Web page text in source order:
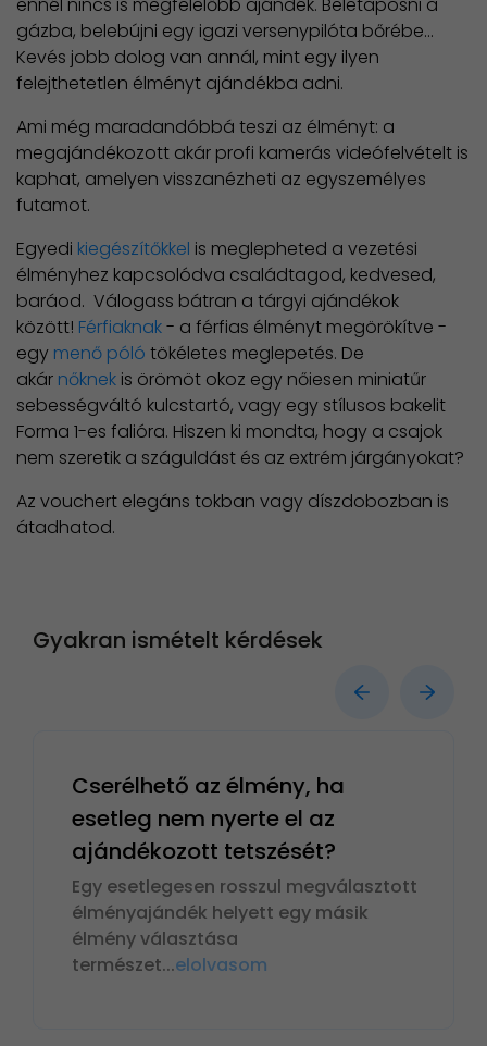
ennél nincs is megfelelőbb ajándék. Beletaposni a
gázba, belebújni egy igazi versenypilóta bőrébe…
Kevés jobb dolog van annál, mint egy ilyen
felejthetetlen élményt ajándékba adni.
Ami még maradandóbbá teszi az élményt: a
megajándékozott akár profi kamerás videófelvételt is
kaphat, amelyen visszanézheti az egyszemélyes
futamot.
Egyedi kiegészítőkkel is meglepheted a vezetési
élményhez kapcsolódva családtagod, kedvesed,
baráod. Válogass bátran a tárgyi ajándékok
között! Férfiaknak- a férfias élményt megörökítve -
egy menő póló tökéletes meglepetés. De
akár nőknek is örömöt okoz egy nőiesen miniatűr
sebességváltó kulcstartó, vagy egy stílusos bakelit
Forma 1-es falióra. Hiszen ki mondta, hogy a csajok
nem szeretik a száguldást és az extrém járgányokat?
Az vouchert elegáns tokban vagy díszdobozban is
átadhatod.
Gyakran ismételt kérdések
Cserélhető az élmény, ha
esetleg nem nyerte el az
ajándékozott tetszését?
Egy esetlegesen rosszul megválasztott
élményajándék helyett egy másik
élmény választása
természet...elolvasom